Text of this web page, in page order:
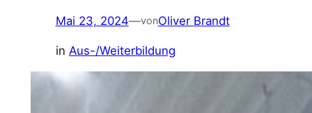
Mai 23, 2024—vonOliver Brandt
in Aus-/Weiterbildung